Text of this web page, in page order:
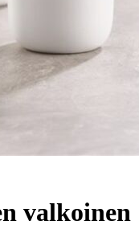
valkoinen